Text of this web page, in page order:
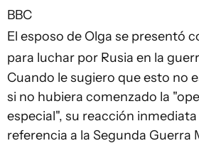
BBC
El esposo de Olga se presentó
para luchar por Rusia en la
Cuando le sugiero que esto no
si no hubiera comenzado la
especial", su reacción
referencia a la Segunda Guerra